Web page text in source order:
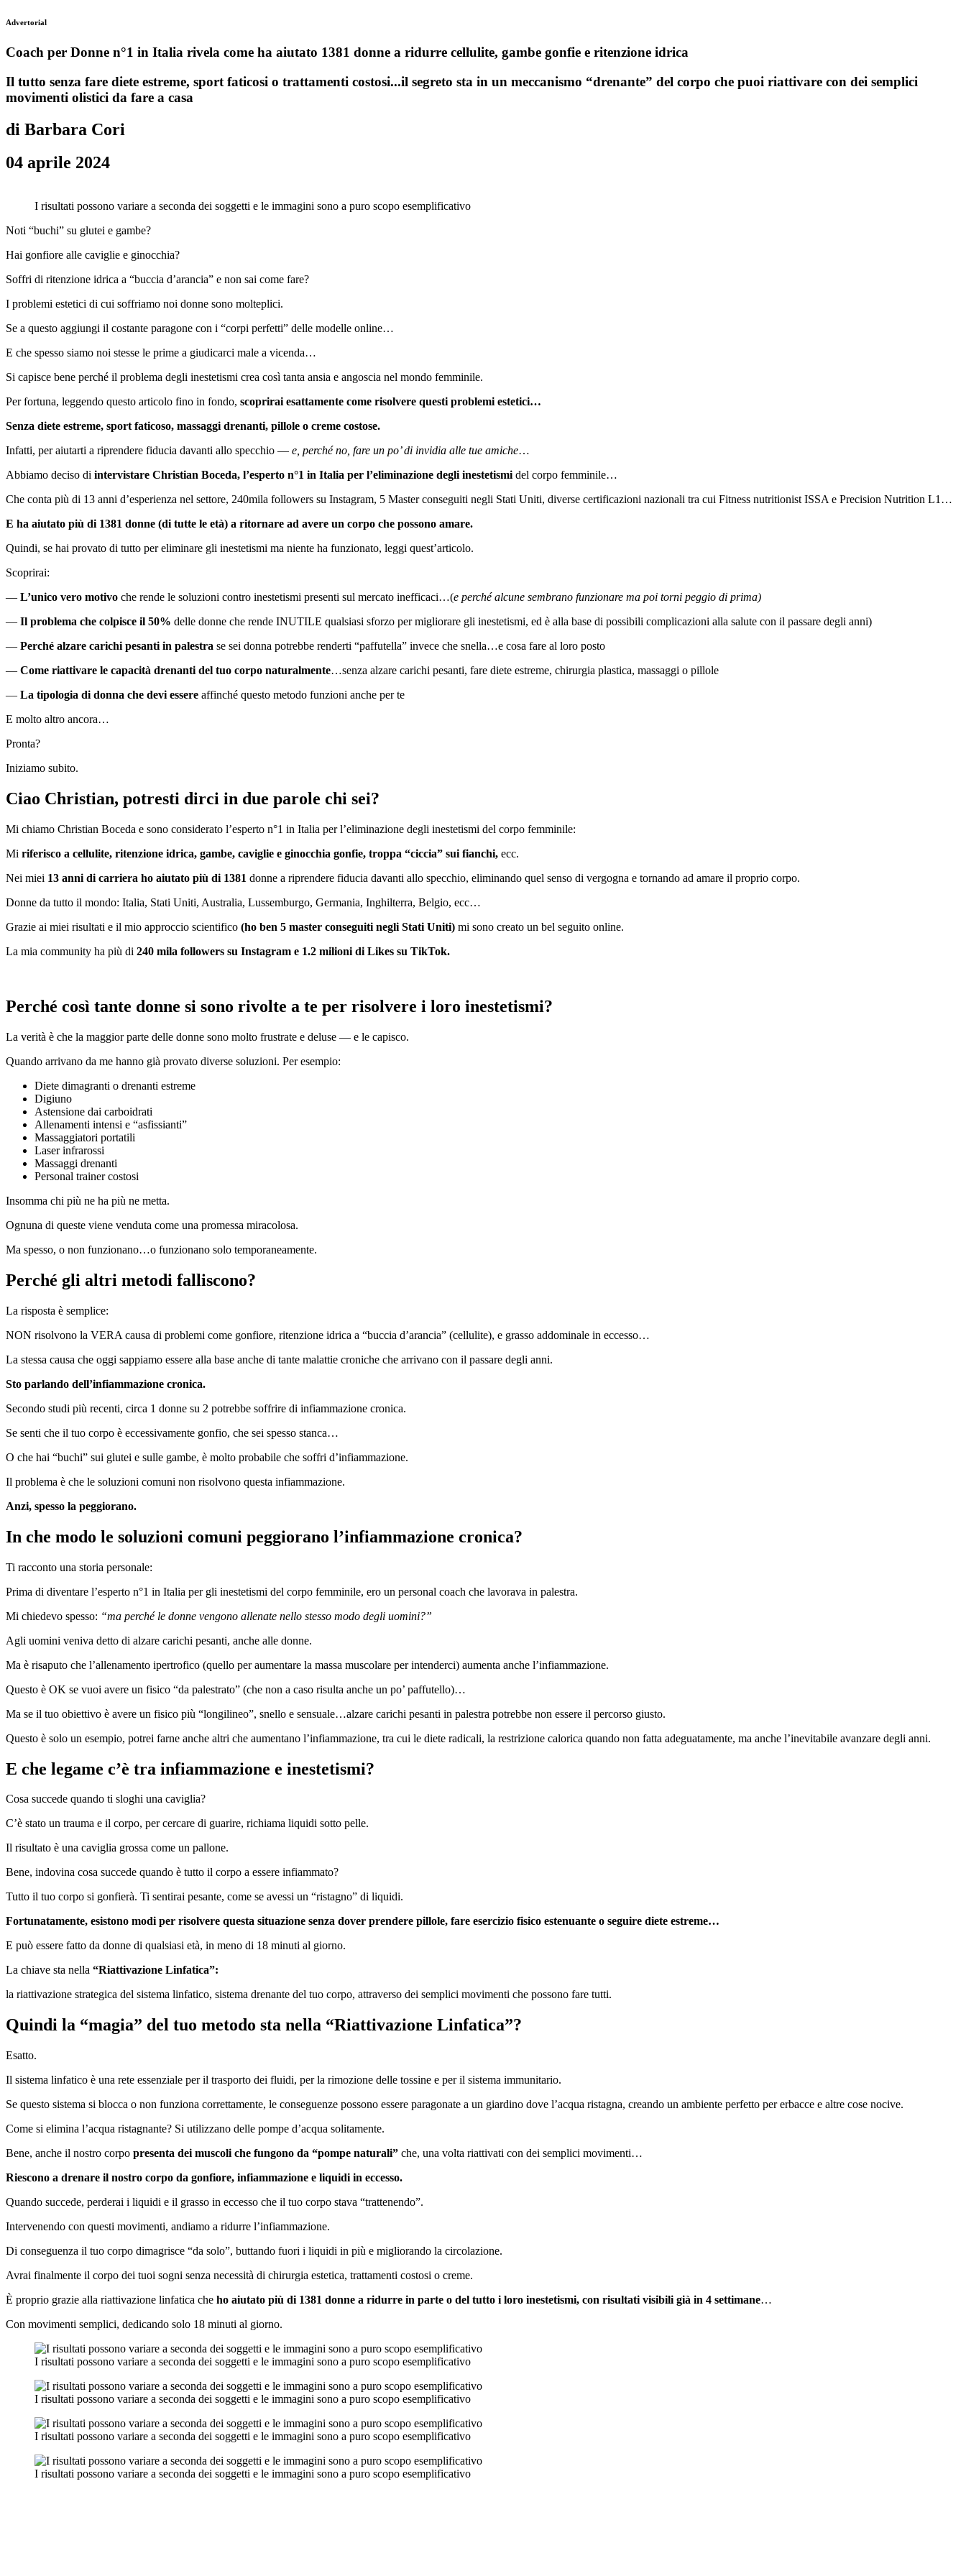
Advertorial
Coach per Donne n°1 in Italia rivela come ha aiutato 1381 donne a ridurre cellulite, gambe gonfie e ritenzione idrica
Il tutto senza fare diete estreme, sport faticosi o trattamenti costosi...il segreto sta in un meccanismo “drenante” del corpo che puoi riattivare con dei semplici
movimenti olistici da fare a casa
di Barbara Cori
04 aprile 2024
I risultati possono variare a seconda dei soggetti e le immagini sono a puro scopo esemplificativo
Noti “buchi” su glutei e gambe?
Hai gonfiore alle caviglie e ginocchia?
Soffri di ritenzione idrica a “buccia d’arancia” e non sai come fare?
I problemi estetici di cui soffriamo noi donne sono molteplici.
Se a questo aggiungi il costante paragone con i “corpi perfetti” delle modelle online…
E che spesso siamo noi stesse le prime a giudicarci male a vicenda…
Si capisce bene perché il problema degli inestetismi crea così tanta ansia e angoscia nel mondo femminile.
Per fortuna, leggendo questo articolo fino in fondo, scoprirai esattamente come risolvere questi problemi estetici…
Senza diete estreme, sport faticoso, massaggi drenanti, pillole o creme costose.
Infatti, per aiutarti a riprendere fiducia davanti allo specchio — e, perché no, fare un po’ di invidia alle tue amiche…
Abbiamo deciso di intervistare Christian Boceda, l’esperto n°1 in Italia per l’eliminazione degli inestetismi del corpo femminile…
Che conta più di 13 anni d’esperienza nel settore, 240mila followers su Instagram, 5 Master conseguiti negli Stati Uniti, diverse certificazioni nazionali tra cui Fitness nutritionist ISSA e Precision Nutrition L1…
E ha aiutato più di 1381 donne (di tutte le età) a ritornare ad avere un corpo che possono amare.
Quindi, se hai provato di tutto per eliminare gli inestetismi ma niente ha funzionato, leggi quest’articolo.
Scoprirai:
— L’unico vero motivo che rende le soluzioni contro inestetismi presenti sul mercato inefficaci…(e perché alcune sembrano funzionare ma poi torni peggio di prima)
— Il problema che colpisce il 50% delle donne che rende INUTILE qualsiasi sforzo per migliorare gli inestetismi, ed è alla base di possibili complicazioni alla salute con il passare degli anni)
— Perché alzare carichi pesanti in palestra se sei donna potrebbe renderti “paffutella” invece che snella…e cosa fare al loro posto
— Come riattivare le capacità drenanti del tuo corpo naturalmente…senza alzare carichi pesanti, fare diete estreme, chirurgia plastica, massaggi o pillole
— La tipologia di donna che devi essere affinché questo metodo funzioni anche per te
E molto altro ancora…
Pronta?
Iniziamo subito.
Ciao Christian, potresti dirci in due parole chi sei?
Mi chiamo Christian Boceda e sono considerato l’esperto n°1 in Italia per l’eliminazione degli inestetismi del corpo femminile:
Mi riferisco a cellulite, ritenzione idrica, gambe, caviglie e ginocchia gonfie, troppa “ciccia” sui fianchi, ecc.
Nei miei 13 anni di carriera ho aiutato più di 1381 donne a riprendere fiducia davanti allo specchio, eliminando quel senso di vergogna e tornando ad amare il proprio corpo.
Donne da tutto il mondo: Italia, Stati Uniti, Australia, Lussemburgo, Germania, Inghilterra, Belgio, ecc…
Grazie ai miei risultati e il mio approccio scientifico (ho ben 5 master conseguiti negli Stati Uniti) mi sono creato un bel seguito online.
La mia community ha più di 240 mila followers su Instagram e 1.2 milioni di Likes su TikTok.
Perché così tante donne si sono rivolte a te per risolvere i loro inestetismi?
La verità è che la maggior parte delle donne sono molto frustrate e deluse — e le capisco.
Quando arrivano da me hanno già provato diverse soluzioni. Per esempio:
Diete dimagranti o drenanti estreme
Digiuno
Astensione dai carboidrati
Allenamenti intensi e “asfissianti”
Massaggiatori portatili
Laser infrarossi
Massaggi drenanti
Personal trainer costosi
Insomma chi più ne ha più ne metta.
Ognuna di queste viene venduta come una promessa miracolosa.
Ma spesso, o non funzionano…o funzionano solo temporaneamente.
Perché gli altri metodi falliscono?
La risposta è semplice:
NON risolvono la VERA causa di problemi come gonfiore, ritenzione idrica a “buccia d’arancia” (cellulite), e grasso addominale in eccesso…
La stessa causa che oggi sappiamo essere alla base anche di tante malattie croniche che arrivano con il passare degli anni.
Sto parlando dell’infiammazione cronica.
Secondo studi più recenti, circa 1 donne su 2 potrebbe soffrire di infiammazione cronica.
Se senti che il tuo corpo è eccessivamente gonfio, che sei spesso stanca…
O che hai “buchi” sui glutei e sulle gambe, è molto probabile che soffri d’infiammazione.
Il problema è che le soluzioni comuni non risolvono questa infiammazione.
Anzi, spesso la peggiorano.
In che modo le soluzioni comuni peggiorano l’infiammazione cronica?
Ti racconto una storia personale:
Prima di diventare l’esperto n°1 in Italia per gli inestetismi del corpo femminile, ero un personal coach che lavorava in palestra.
Mi chiedevo spesso: “ma perché le donne vengono allenate nello stesso modo degli uomini?”
Agli uomini veniva detto di alzare carichi pesanti, anche alle donne.
Ma è risaputo che l’allenamento ipertrofico (quello per aumentare la massa muscolare per intenderci) aumenta anche l’infiammazione.
Questo è OK se vuoi avere un fisico “da palestrato” (che non a caso risulta anche un po’ paffutello)…
Ma se il tuo obiettivo è avere un fisico più “longilineo”, snello e sensuale…alzare carichi pesanti in palestra potrebbe non essere il percorso giusto.
Questo è solo un esempio, potrei farne anche altri che aumentano l’infiammazione, tra cui le diete radicali, la restrizione calorica quando non fatta adeguatamente, ma anche l’inevitabile avanzare degli anni.
E che legame c’è tra infiammazione e inestetismi?
Cosa succede quando ti sloghi una caviglia?
C’è stato un trauma e il corpo, per cercare di guarire, richiama liquidi sotto pelle.
Il risultato è una caviglia grossa come un pallone.
Bene, indovina cosa succede quando è tutto il corpo a essere infiammato?
Tutto il tuo corpo si gonfierà. Ti sentirai pesante, come se avessi un “ristagno” di liquidi.
Fortunatamente, esistono modi per risolvere questa situazione senza dover prendere pillole, fare esercizio fisico estenuante o seguire diete estreme…
E può essere fatto da donne di qualsiasi età, in meno di 18 minuti al giorno.
La chiave sta nella “Riattivazione Linfatica”:
la riattivazione strategica del sistema linfatico, sistema drenante del tuo corpo, attraverso dei semplici movimenti che possono fare tutti.
Quindi la “magia” del tuo metodo sta nella “Riattivazione Linfatica”?
Esatto.
Il sistema linfatico è una rete essenziale per il trasporto dei fluidi, per la rimozione delle tossine e per il sistema immunitario.
Se questo sistema si blocca o non funziona correttamente, le conseguenze possono essere paragonate a un giardino dove l’acqua ristagna, creando un ambiente perfetto per erbacce e altre cose nocive.
Come si elimina l’acqua ristagnante? Si utilizzano delle pompe d’acqua solitamente.
Bene, anche il nostro corpo presenta dei muscoli che fungono da “pompe naturali” che, una volta riattivati con dei semplici movimenti…
Riescono a drenare il nostro corpo da gonfiore, infiammazione e liquidi in eccesso.
Quando succede, perderai i liquidi e il grasso in eccesso che il tuo corpo stava “trattenendo”.
Intervenendo con questi movimenti, andiamo a ridurre l’infiammazione.
Di conseguenza il tuo corpo dimagrisce “da solo”, buttando fuori i liquidi in più e migliorando la circolazione.
Avrai finalmente il corpo dei tuoi sogni senza necessità di chirurgia estetica, trattamenti costosi o creme.
È proprio grazie alla riattivazione linfatica che ho aiutato più di 1381 donne a ridurre in parte o del tutto i loro inestetismi, con risultati visibili già in 4 settimane…
Con movimenti semplici, dedicando solo 18 minuti al giorno.
I risultati possono variare a seconda dei soggetti e le immagini sono a puro scopo esemplificativo
I risultati possono variare a seconda dei soggetti e le immagini sono a puro scopo esemplificativo
I risultati possono variare a seconda dei soggetti e le immagini sono a puro scopo esemplificativo
I risultati possono variare a seconda dei soggetti e le immagini sono a puro scopo esemplificativo